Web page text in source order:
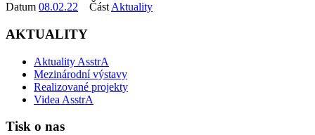
Datum 08.02.22 Část Aktuality
AKTUALITY
Aktuality AsstrA
Mezinárodní výstavy
Realizované projekty
Videa AsstrA
Tisk o nas